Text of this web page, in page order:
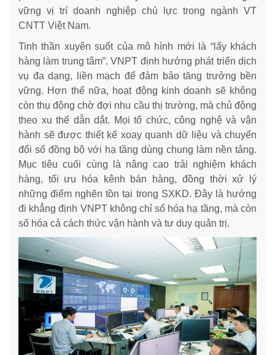
vững vị trí doanh nghiệp chủ lực trong ngành VT
CNTT Việt Nam.
Tinh thần xuyên suốt của mô hình mới là “lấy khách
hàng làm trung tâm”. VNPT định hướng phát triển dịch
vụ đa dạng, liền mạch để đảm bảo tăng trưởng bền
vững. Hơn thế nữa, hoạt động kinh doanh sẽ không
còn thụ động chờ đợi nhu cầu thị trường, mà chủ động
theo xu thế dẫn dắt. Mọi tổ chức, công nghệ và vận
hành sẽ được thiết kế xoay quanh dữ liệu và chuyển
đổi số đồng bộ với hạ tầng dùng chung làm nền tảng.
Mục tiêu cuối cùng là nâng cao trải nghiệm khách
hàng, tối ưu hóa kênh bán hàng, đồng thời xử lý
những điểm nghẽn tồn tại trong SXKD. Đây là hướng
đi khẳng định VNPT không chỉ số hóa hạ tầng, mà còn
số hóa cả cách thức vận hành và tư duy quản trị.